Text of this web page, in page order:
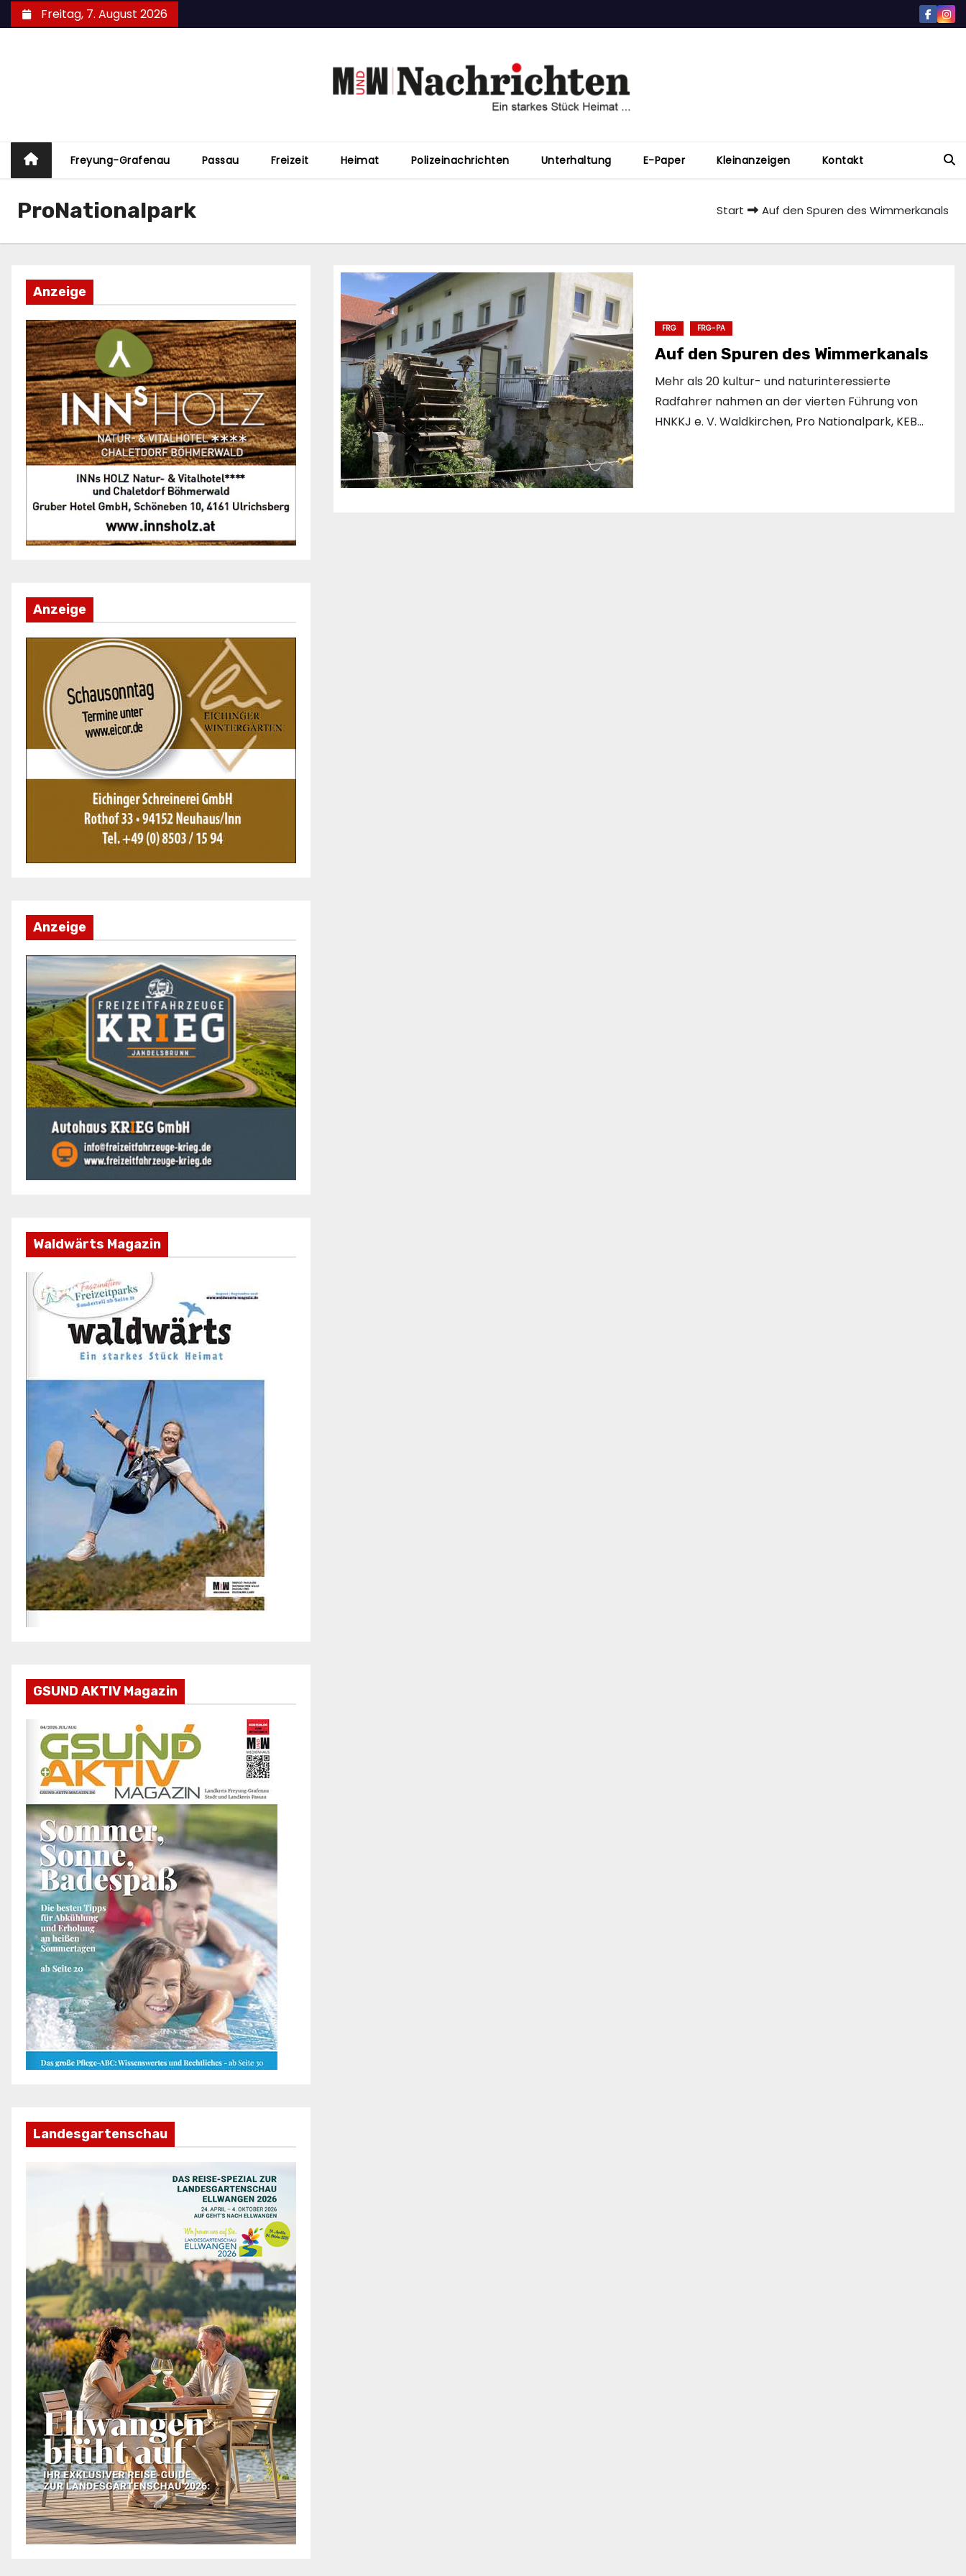
Zum
Inhalt
Freitag, 7. August 2026
Freyung-Grafenau Passau Freizeit Heimat Polizeinachrichten Unterhaltung E-Paper Kleinanzeigen Kontakt
ProNationalpark Start Auf den Spuren des Wimmerkanals
Anzeige
Anzeige
Anzeige
Waldwärts Magazin
GSUND AKTIV Magazin
Landesgartenschau
FRG FRG-PA
Auf den Spuren des Wimmerkanals
Mehr als 20 kultur- und naturinteressierte
Radfahrer nahmen an der vierten Führung von
HNKKJ e. V. Waldkirchen, Pro Nationalpark, KEB…